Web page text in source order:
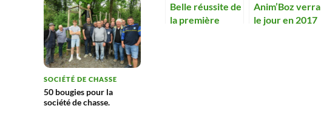
SOCIÉTÉ DE CHASSE
50 bougies pour la
société de chasse.
Belle réussite de
la première
Anim’Boz verra
le jour en 2017